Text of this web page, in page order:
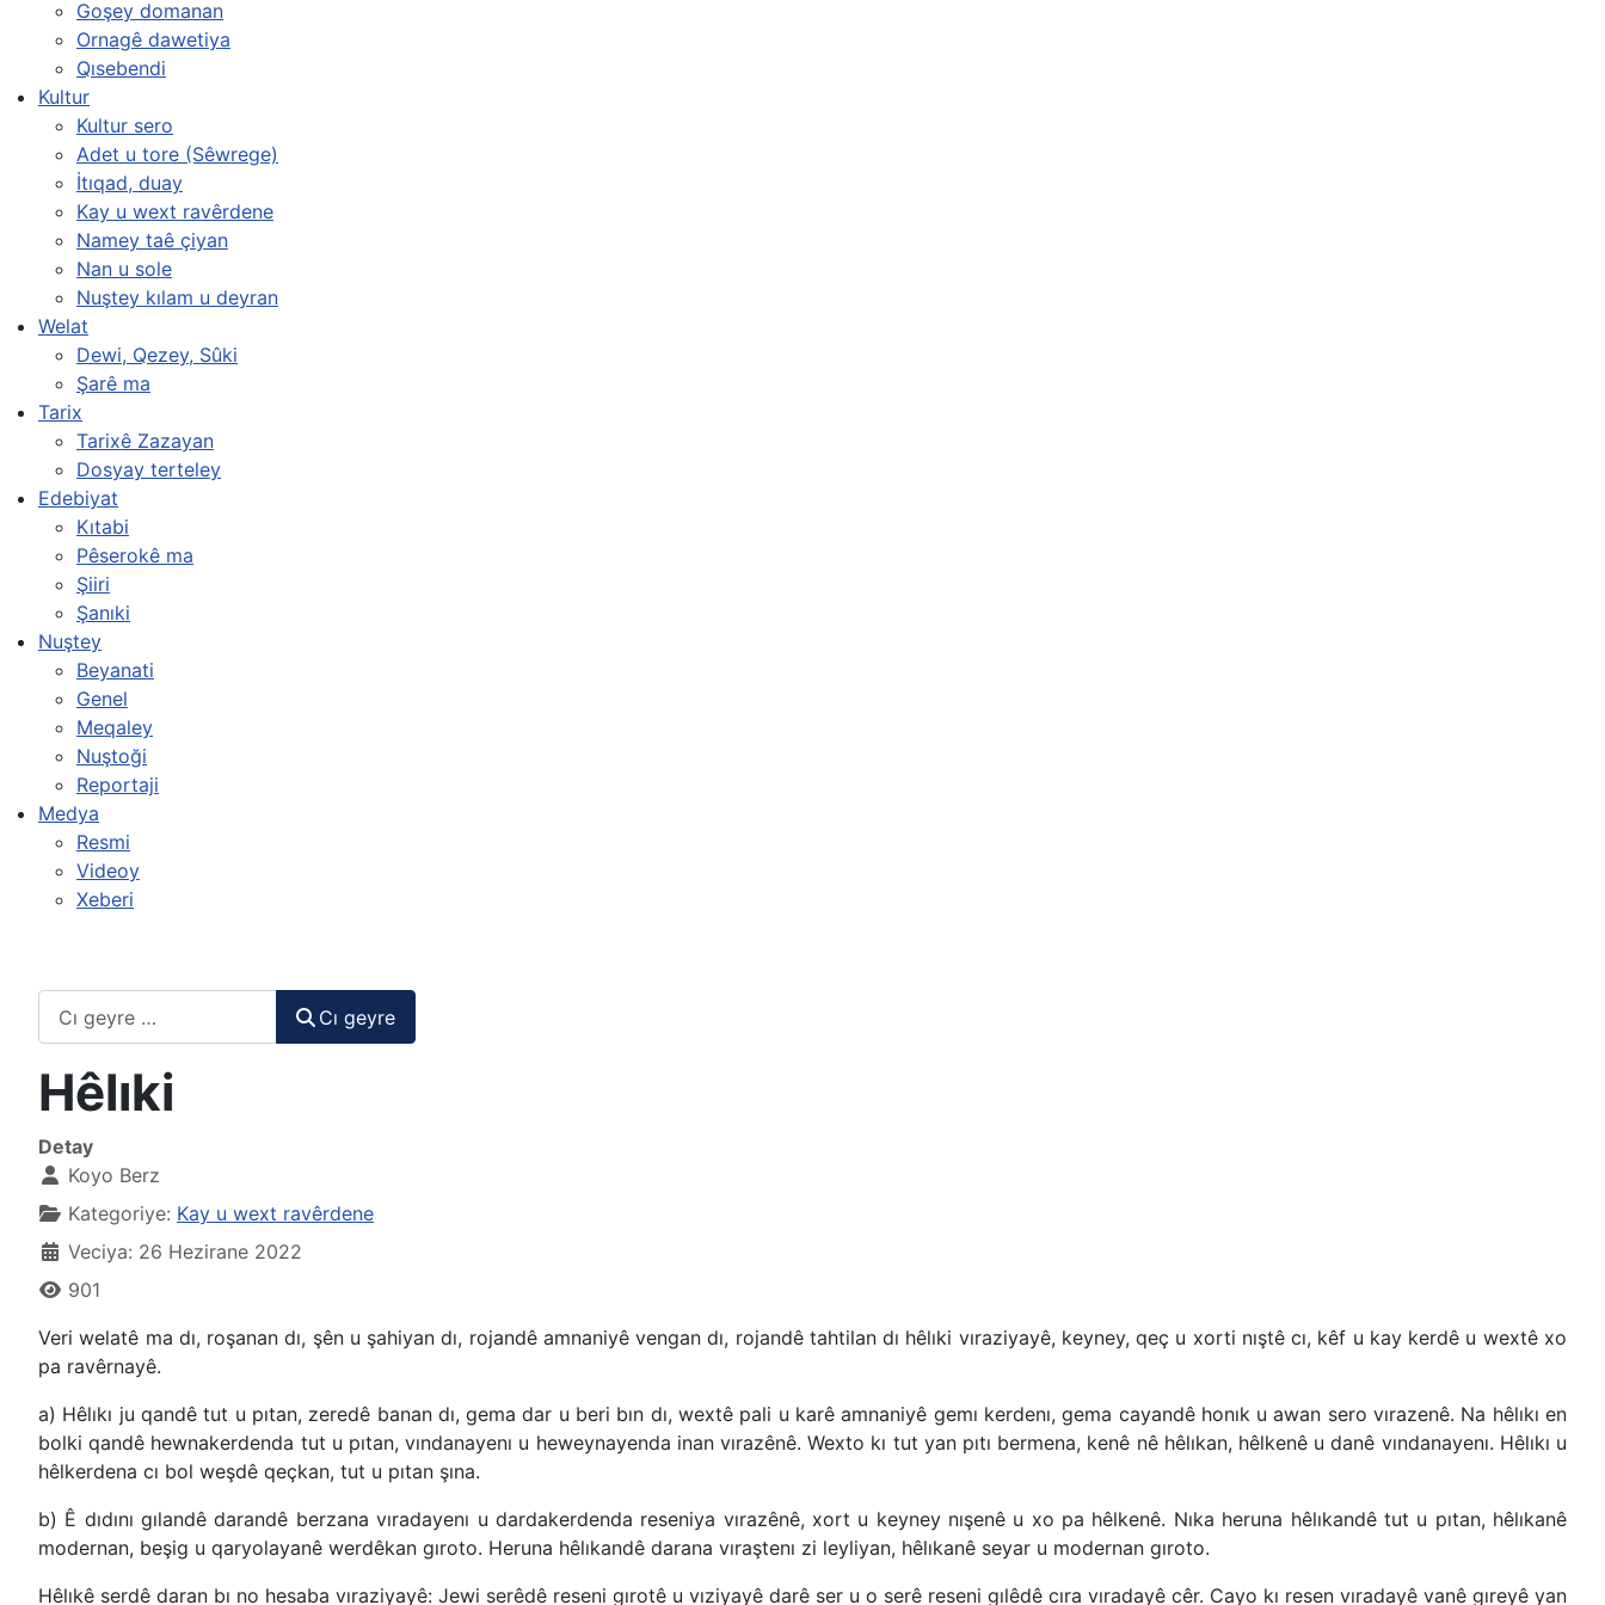
Goşey domanan
Ornagê dawetiya
Qısebendi
Kultur
Kultur sero
Adet u tore (Sêwrege)
İtıqad, duay
Kay u wext ravêrdene
Namey taê çiyan
Nan u sole
Nuştey kılam u deyran
Welat
Dewi, Qezey, Sûki
Şarê ma
Tarix
Tarixê Zazayan
Dosyay terteley
Edebiyat
Kıtabi
Pêserokê ma
Şiiri
Şanıki
Nuştey
Beyanati
Genel
Meqaley
Nuştoği
Reportaji
Medya
Resmi
Videoy
Xeberi
Cı geyre
Hêlıki
Detay
Koyo Berz
Kategoriye: Kay u wext ravêrdene
Veciya: 26 Hezirane 2022
901
Veri welatê ma dı, roşanan dı, şên u şahiyan dı, rojandê amnaniyê vengan dı, rojandê tahtilan dı hêlıki vıraziyayê, keyney, qeç u xorti nıştê cı, kêf u kay kerdê u wextê xo
pa ravêrnayê.
a) Hêlıkı ju qandê tut u pıtan, zeredê banan dı, gema dar u beri bın dı, wextê pali u karê amnaniyê gemı kerdenı, gema cayandê honık u awan sero vırazenê. Na hêlıkı en
bolki qandê hewnakerdenda tut u pıtan, vındanayenı u heweynayenda inan vırazênê. Wexto kı tut yan pıtı bermena, kenê nê hêlıkan, hêlkenê u danê vındanayenı. Hêlıkı u
hêlkerdena cı bol weşdê qeçkan, tut u pıtan şına.
b) Ê dıdını gılandê darandê berzana vıradayenı u dardakerdenda reseniya vırazênê, xort u keyney nışenê u xo pa hêlkenê. Nıka heruna hêlıkandê tut u pıtan, hêlıkanê
modernan, beşig u qaryolayanê werdêkan gıroto. Heruna hêlıkandê darana vıraştenı zi leyliyan, hêlıkanê seyar u modernan gıroto.
Hêlıkê serdê daran bı no hesaba vıraziyayê: Jewi serêdê reseni gırotê u vıziyayê darê ser u o serê reseni gılêdê cıra vıradayê cêr. Cayo kı resen vıradayê vanê gıreyê yan